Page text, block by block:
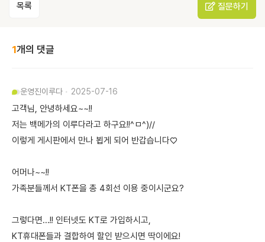
목록 질문하기
1개의 댓글
운영진이루다 2025-07-16
고객님, 안녕하세요~~!!
저는 백메가의 이루다라고 하구요!!^ㅁ^)//
이렇게 게시판에서 만나 뵙게 되어 반갑습니다♡
어머나~~!!
가족분들께서 KT폰을 총 4회선 이용 중이시군요?
그렇다면...!! 인터넷도 KT로 가입하시고,
KT휴대폰들과 결합하여 할인 받으시면 딱이에요!